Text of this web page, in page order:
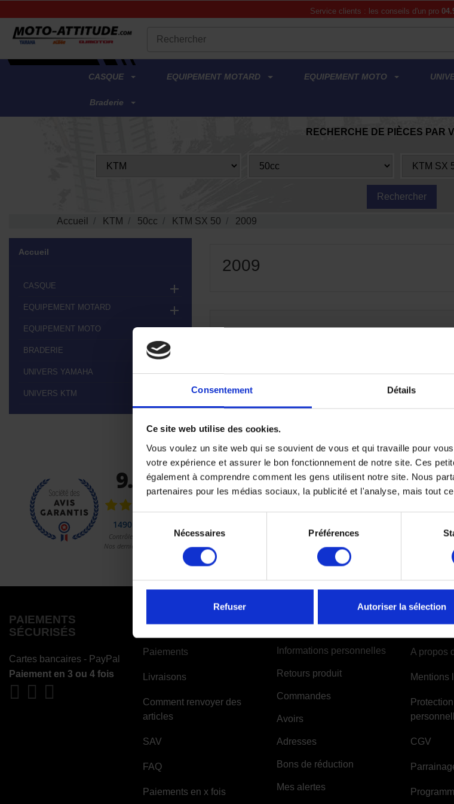
Consentement Détails
Ce site web utilise des cookies.
Vous voulez un site web qui se souvient de vous et qui travaille pour
votre expérience et assurer le bon fonctionnement de notre site. Ces
également à comprendre comment les gens utilisent notre site. Nous
partenaires pour les médias sociaux, la publicité et l'analyse, mais tout
consentement
Nécessaires Préférences
Refuser Autoriser la sélection
Service clients : les conseils d'un pro
.
CASQUE EQUIPEMENT MOTARD EQUIPEMENT MOTO
Braderie
RECHERCHE DE PIÈCES PAR
Accueil KTM 50cc KTM SX 50 2009
Accueil
CASQUE 
EQUIPEMENT MOTARD 
EQUIPEMENT MOTO 
BRADERIE 
UNIVERS YAMAHA 
UNIVERS KTM
2009
PAIEMENTS
SÉCURISÉS
Cartes bancaires - PayPal
Paiement en 3 ou 4 fois
Paiements
Livraisons
Comment renvoyer des
articles
SAV
FAQ
Paiements en x fois
Informations personnelles
Retours produit
Commandes
Avoirs
Adresses
Bons de réduction
Mes alertes
A propos
Mentions
CGV